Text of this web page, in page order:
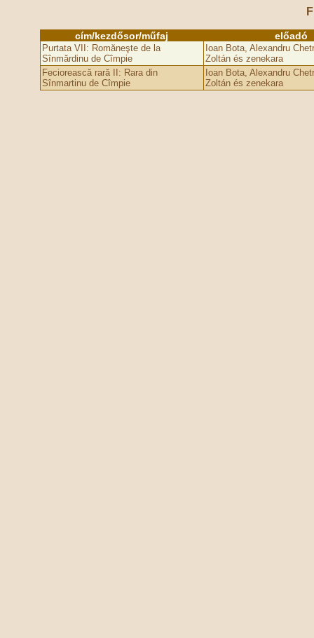
cím/kezdősor/műfaj előadó
Purtata VII: Romăneşte de la
Sînmărdinu de Cîmpie
Ioan Bota, Alexandru
Zoltán és zenekara
Feciorească rară II: Rara din
Sînmartinu de Cîmpie
Ioan Bota, Alexandru
Zoltán és zenekara